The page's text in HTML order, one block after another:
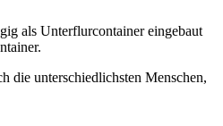
als Unterflurcontainer eingebaut
die unterschiedlichsten Menschen,